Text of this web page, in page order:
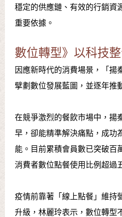
穩定的供應鏈、有效的行銷資
重要依據。
數位轉型》以科技
因應新時代的消費場景，「揚
擘劃數位發展藍圖，並逐年推
在競爭激烈的餐飲市場中，揚
早，卻能精準解決痛點，成功
能。目前累積會員數已突破百
消費者數位點餐使用比例超過
疫情前靠著「線上點餐」維持
升級，林麗玲表示，數位轉型